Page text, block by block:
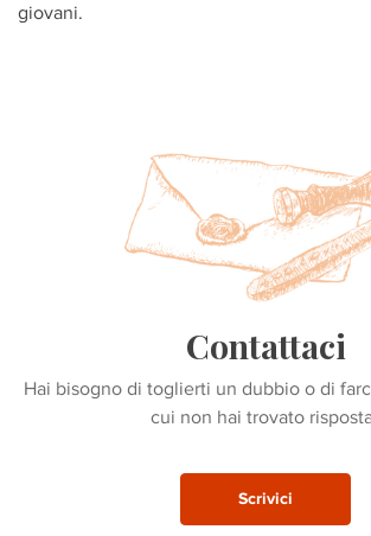
giovani.
Contattaci
Hai bisogno di toglierti un dubbio o di
cui non hai trovato
Scrivici